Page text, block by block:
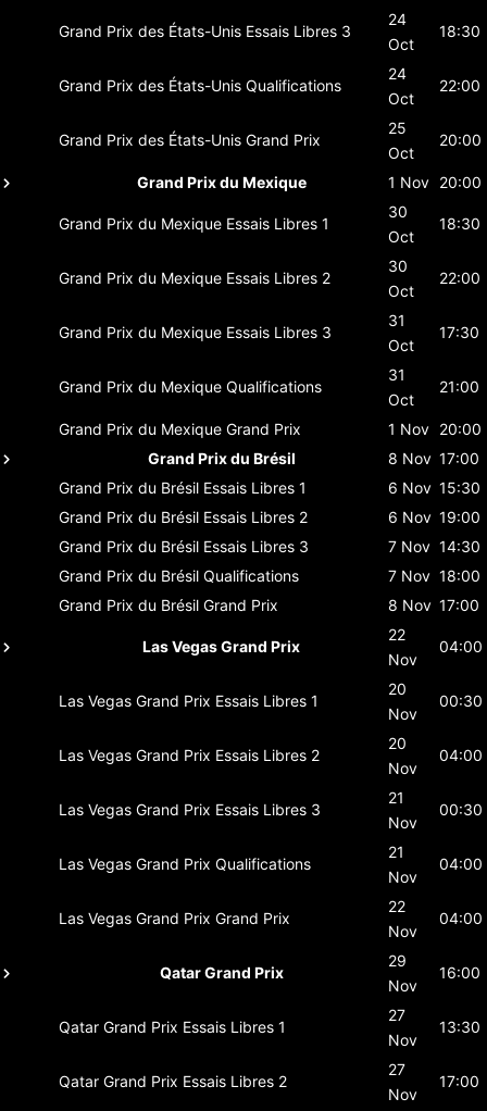
Grand Prix des États-Unis Essais Libres 3
24
Oct
18:30
Grand Prix des États-Unis Qualifications
24
Oct
22:00
Grand Prix des États-Unis Grand Prix
25
Oct
20:00
Grand Prix du Mexique 1 Nov 20:00
Grand Prix du Mexique Essais Libres 1
30
Oct
18:30
Grand Prix du Mexique Essais Libres 2
30
Oct
22:00
Grand Prix du Mexique Essais Libres 3
31
Oct
17:30
Grand Prix du Mexique Qualifications
31
Oct
21:00
Grand Prix du Mexique Grand Prix 1 Nov 20:00
Grand Prix du Brésil
8 Nov 17:00
Grand Prix du Brésil Essais Libres 1 6 Nov 15:30
Grand Prix du Brésil Essais Libres 2 6 Nov 19:00
Grand Prix du Brésil Essais Libres 3 7 Nov 14:30
Grand Prix du Brésil Qualifications 7 Nov 18:00
Grand Prix du Brésil Grand Prix 8 Nov 17:00
Las Vegas Grand Prix
22
Nov
04:00
Las Vegas Grand Prix Essais Libres 1
20
Nov
00:30
Las Vegas Grand Prix Essais Libres 2
20
Nov
04:00
Las Vegas Grand Prix Essais Libres 3
21
Nov
00:30
Las Vegas Grand Prix Qualifications
21
Nov
04:00
Las Vegas Grand Prix Grand Prix
22
Nov
04:00
Qatar Grand Prix
29
Nov
16:00
Qatar Grand Prix Essais Libres 1
27
Nov
13:30
Qatar Grand Prix Essais Libres 2
27
Nov
17:00